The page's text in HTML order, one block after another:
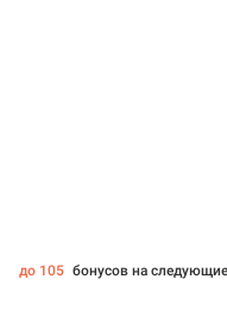
до 105 бонусов на